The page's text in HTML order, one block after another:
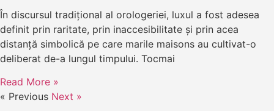
În discursul tradițional al orologeriei, luxul a fost adesea
definit prin raritate, prin inaccesibilitate și prin acea
distanță simbolică pe care marile maisons au cultivat-o
deliberat de-a lungul timpului. Tocmai
Read More »
« Previous Next »